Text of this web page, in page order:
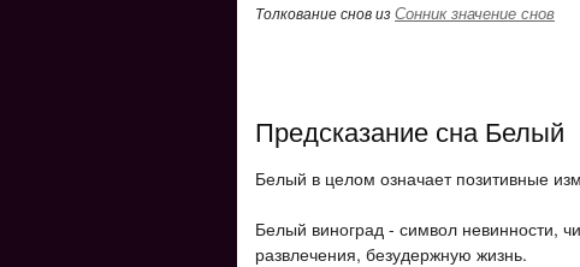
Толкование снов изСонник значение снов
Предсказание сна Белый
Белый в целом означает позитивные
Белый виноград - символ невинности,
развлечения, безудержную жизнь.